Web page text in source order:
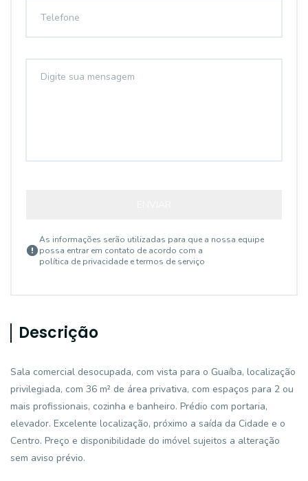
As informações serão utilizadas para que a nossa equipe
possa entrar em contato de acordo com a
política de privacidade e termos de serviço
Descrição
Sala comercial desocupada, com vista para o Guaíba, localização
privilegiada, com 36 m² de área privativa, com espaços para 2 ou
mais profissionais, cozinha e banheiro. Prédio com portaria,
elevador. Excelente localização, próximo a saída da Cidade e o
Centro. Preço e disponibilidade do imóvel sujeitos a alteração
sem aviso prévio.